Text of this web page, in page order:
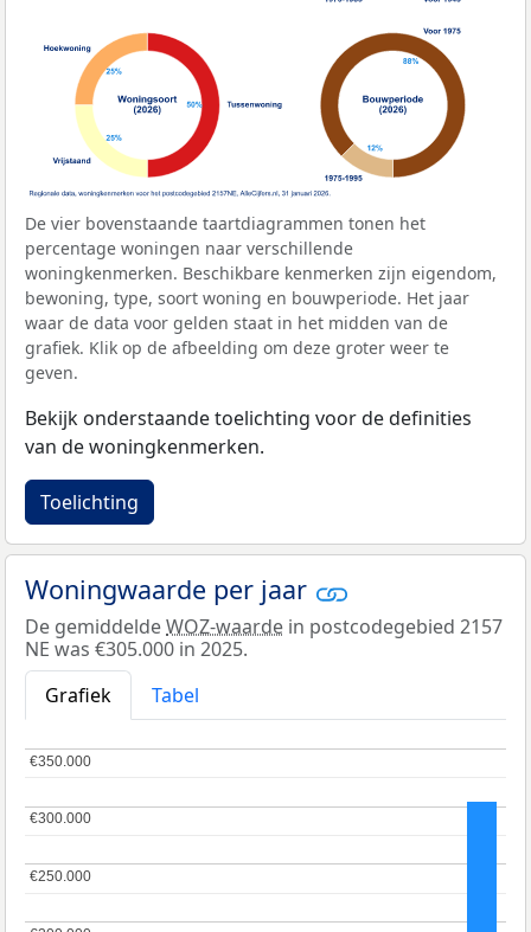
De vier bovenstaande taartdiagrammen tonen het
percentage woningen naar verschillende
woningkenmerken. Beschikbare kenmerken zijn eigendom,
bewoning, type, soort woning en bouwperiode. Het jaar
waar de data voor gelden staat in het midden van de
grafiek. Klik op de afbeelding om deze groter weer te
geven.
Bekijk onderstaande toelichting voor de definities
van de woningkenmerken.
Toelichting
Woningwaarde per jaar
De gemiddeldeWOZ-waarde in postcodegebied 2157
NE was €305.000 in 2025.
Grafiek
Tabel
€250.000
€250.000
€300.000
€300.000
€350.000
€350.000